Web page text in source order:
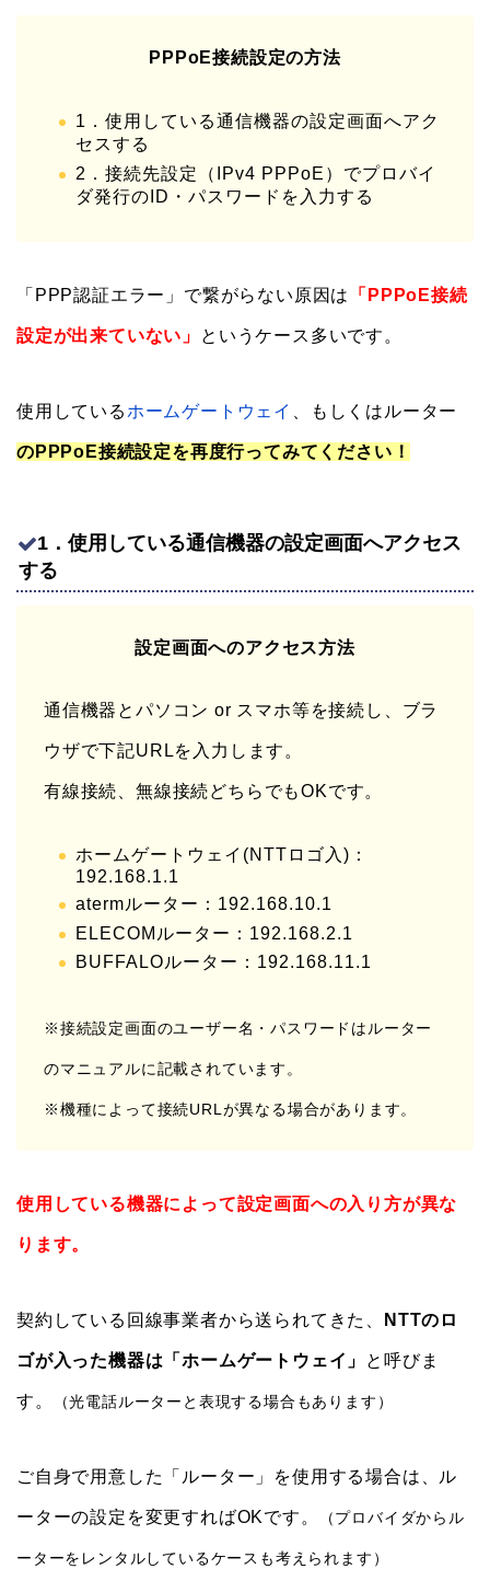
PPPoE接続設定の方法
1．使用している通信機器の設定画面へアク
セスする
2．接続先設定（IPv4 PPPoE）でプロバイ
ダ発行のID・パスワードを入力する
「PPP認証エラー」で繋がらない原因は 「PPPoE接続
設定が出来ていない」 というケース多いです。
使用している ホームゲートウェイ 、もしくはルーター
のPPPoE接続設定を再度行ってみてください！
1．使用している通信機器の設定画面へアクセス
する
設定画面へのアクセス方法
通信機器とパソコン or スマホ等を接続し、ブラ
ウザで下記URLを入力します。
有線接続、無線接続どちらでもOKです。
ホームゲートウェイ(NTTロゴ入)：
192.168.1.1
atermルーター：192.168.10.1
ELECOMルーター：192.168.2.1
BUFFALOルーター：192.168.11.1
※接続設定画面のユーザー名・パスワードはルーター
のマニュアルに記載されています。
※機種によって接続URLが異なる場合があります。
使用している機器によって設定画面への入り方が異な
ります。
契約している回線事業者から送られてきた、 NTTのロ
ゴが入った機器は「ホームゲートウェイ」 と呼びま
す。 （光電話ルーターと表現する場合もあります）
ご自身で用意した「ルーター」を使用する場合は、ル
ーターの設定を変更すればOKです。 （プロバイダからル
ーターをレンタルしているケースも考えられます）